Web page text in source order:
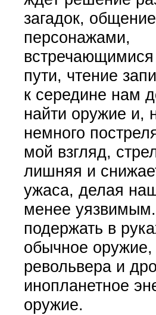
загадок,
персонажами,
пути, чтение
к середине нам
найти оружие и,
немного
мой взгляд,
лишняя и
ужаса, делая
менее
подержать в
обычное оружие,
револьвера и
инопланетное
оружие.